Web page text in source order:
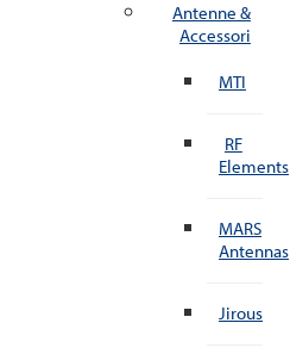
Antenne &
Accessori
MTI
RF
Elements
MARS
Antennas
Jirous